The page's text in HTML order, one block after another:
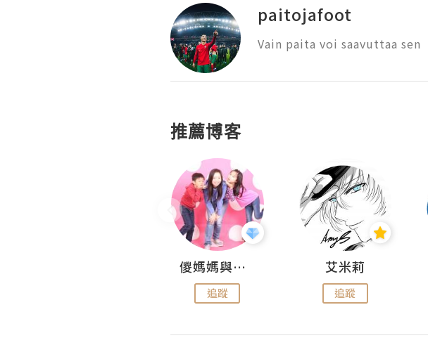
paitojafoot
Vain paita voi saavuttaa sen
推薦博客
儍媽媽與兩隻小魔怪之家
追蹤
艾米莉
追蹤